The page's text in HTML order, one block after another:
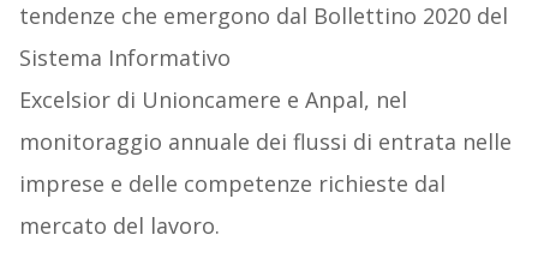
tendenze che emergono dal Bollettino 2020 del
Sistema Informativo
Excelsior di Unioncamere e Anpal, nel
monitoraggio annuale dei flussi di entrata nelle
imprese e delle competenze richieste dal
mercato del lavoro.